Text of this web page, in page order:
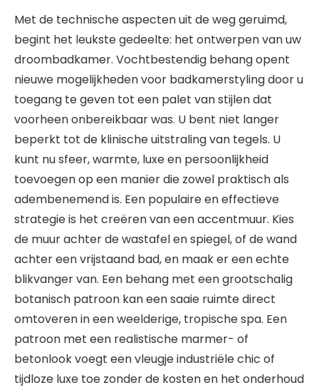
Met de technische aspecten uit de weg geruimd,
begint het leukste gedeelte: het ontwerpen van uw
droombadkamer. Vochtbestendig behang opent
nieuwe mogelijkheden voor badkamerstyling door u
toegang te geven tot een palet van stijlen dat
voorheen onbereikbaar was. U bent niet langer
beperkt tot de klinische uitstraling van tegels. U
kunt nu sfeer, warmte, luxe en persoonlijkheid
toevoegen op een manier die zowel praktisch als
adembenemend is. Een populaire en effectieve
strategie is het creëren van een accentmuur. Kies
de muur achter de wastafel en spiegel, of de wand
achter een vrijstaand bad, en maak er een echte
blikvanger van. Een behang met een grootschalig
botanisch patroon kan een saaie ruimte direct
omtoveren in een weelderige, tropische spa. Een
patroon met een realistische marmer- of
betonlook voegt een vleugje industriële chic of
tijdloze luxe toe zonder de kosten en het onderhoud